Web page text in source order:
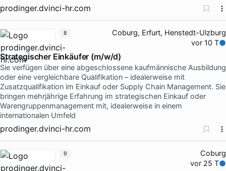
prodinger.dvinci-hr.com
Coburg, Erfurt, Henstedt-Ulzburg
vor 10 T
Strategischer Einkäufer (m/w/d)
Sie verfügen über eine abgeschlossene kaufmännische Ausbildung
oder eine vergleichbare Qualifikation – idealerweise mit
Zusatzqualifikation im Einkauf oder Supply Chain Management. Sie
bringen mehrjährige Erfahrung im strategischen Einkauf oder
Warengruppenmanagement mit, idealerweise in einem
internationalen Umfeld
prodinger.dvinci-hr.com
8
Coburg
vor 25 T
9